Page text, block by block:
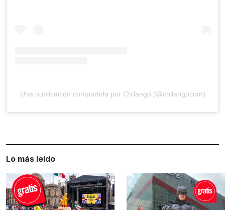
Una publicación compartida por Chilango (@chilangocom)
Lo más leído